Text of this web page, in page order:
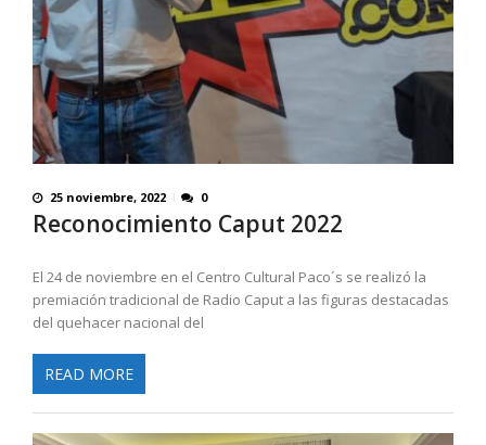
25 noviembre, 2022 0
Reconocimiento Caput 2022
El 24 de noviembre en el Centro Cultural Paco´s se realizó la
premiación tradicional de Radio Caput a las figuras destacadas
del quehacer nacional del
READ MORE